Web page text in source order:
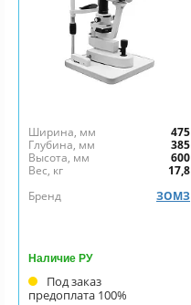
Ширина, мм
475
Глубина, мм
385
Высота, мм
600
Вес, кг
17,8
Бренд
ЗОМЗ
Наличие РУ
Под заказ
предоплата 100%